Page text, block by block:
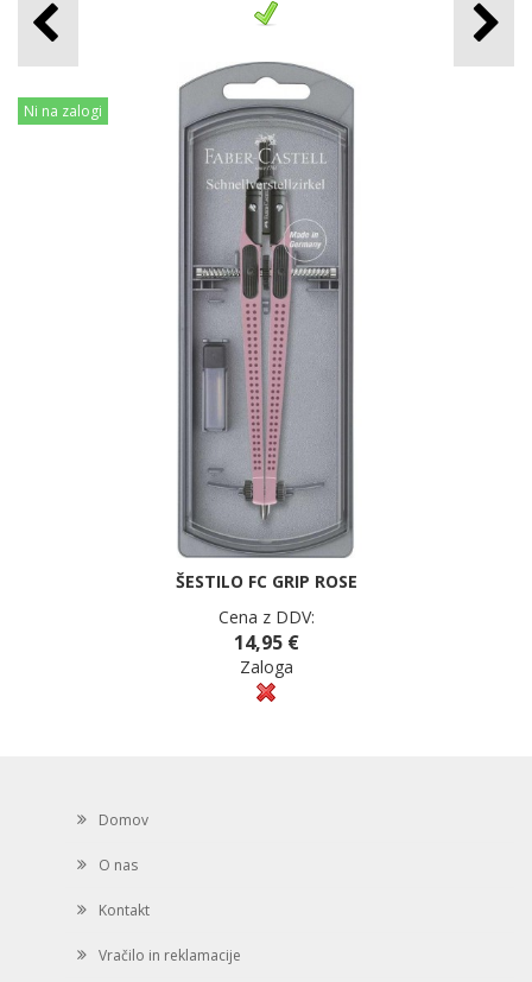
Ni na zalogi
ŠESTILO FC GRIP ROSE
Cena z DDV:
14,95 €
Zaloga
Domov
O nas
Kontakt
Vračilo in reklamacije